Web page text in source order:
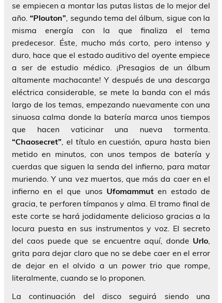
se empiecen a montar las putas listas de lo mejor del
año.“Plouton”, segundo tema del álbum, sigue con la
misma energía con la que finaliza el tema
predecesor. Éste, mucho más corto, pero intenso y
duro, hace que el estado auditivo del oyente empiece
a ser de estudio médico. ¡Presagios de un álbum
altamente machacante! Y después de una descarga
eléctrica considerable, se mete la banda con el más
largo de los temas, empezando nuevamente con una
sinuosa calma donde la batería marca unos tiempos
que hacen vaticinar una nueva tormenta.
“Chaosecret”, el título en cuestión, apura hasta bien
metido en minutos, con unos tempos de batería y
cuerdas que siguen la senda del infierno, para matar
muriendo. Y una vez muertos, que más da caer en el
infierno en el que unos Ufomammuten estado de
gracia, te perforen tímpanos y alma. El tramo final de
este corte se hará jodidamente delicioso gracias a la
locura puesta en sus instrumentos y voz. El secreto
del caos puede que se encuentre aquí, donde Urlo,
grita para dejar claro que no se debe caer en el error
de dejar en el olvido a un power trio que rompe,
literalmente, cuando se lo proponen.
La continuación del disco seguirá siendo una